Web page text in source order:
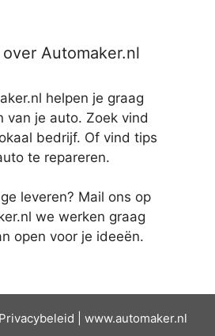
Automaker.nl
helpen je graag
van je auto. Zoek vind
bedrijf. Of vind tips
te repareren.
leveren? Mail ons op
we werken graag
open voor je ideeën.
Privacybeleid www.automaker.nl